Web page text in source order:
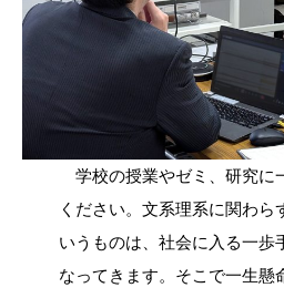
学校の授業やゼミ、研究に
ください。文系理系に関わら
いうものは、社会に入る一歩
なってきます。そこで一生懸